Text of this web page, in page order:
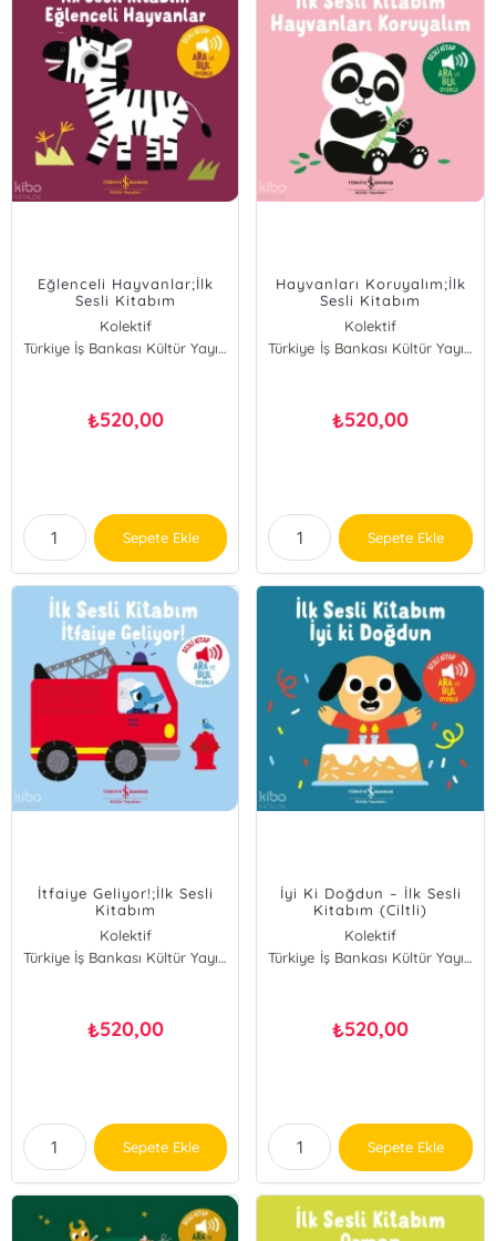
Eğlenceli Hayvanlar;İlk
Sesli Kitabım
Kolektif
Türkiye İş Bankası Kültür Yayınları
₺520,00
Sepete Ekle
Hayvanları Koruyalım;İlk
Sesli Kitabım
Kolektif
Türkiye İş Bankası Kültür Yayınları
₺520,00
Sepete Ekle
İtfaiye Geliyor!;İlk Sesli
Kitabım
Kolektif
Türkiye İş Bankası Kültür Yayınları
₺520,00
Sepete Ekle
İyi Ki Doğdun – İlk Sesli
Kitabım (Ciltli)
Kolektif
Türkiye İş Bankası Kültür Yayınları
₺520,00
Sepete Ekle